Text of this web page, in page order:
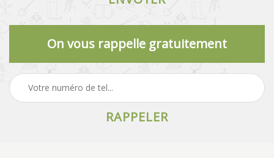
On vous rappelle gratuitement